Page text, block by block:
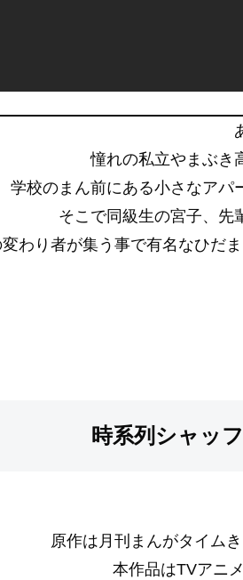
憧れの私立やまぶき
学校のまん前にある小さなア
そこで同級生の宮子、先
わり者が集う事で有名なひだ
時系列シャッ
原作は月刊まんがタイム
本作品はTVアニ